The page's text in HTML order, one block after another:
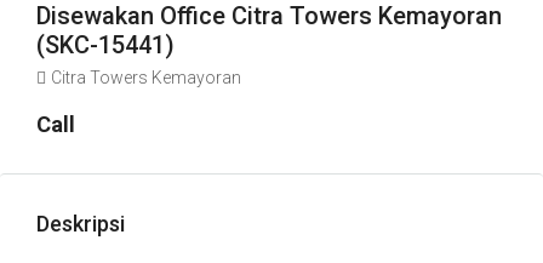
Disewakan Office Citra Towers Kemayoran
(SKC-15441)
Citra Towers Kemayoran
Call
Deskripsi